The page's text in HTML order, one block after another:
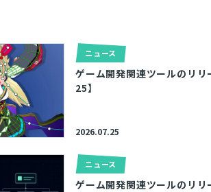
ニュース
ゲーム開発関連ツールのリ
25】
2026.07.25
ニュース
ゲーム開発関連ツールのリ